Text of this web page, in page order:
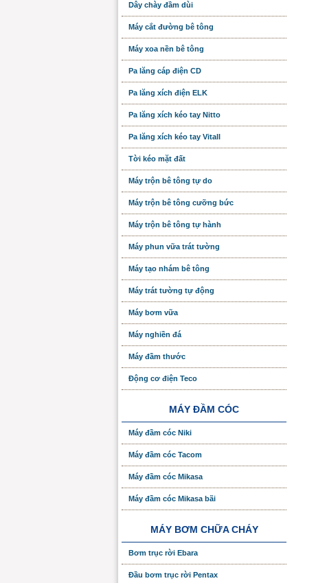
Dây chày đầm dùi
Máy cắt đường bê tông
Máy xoa nền bê tông
Pa lăng cáp điện CD
Pa lăng xích điện ELK
Pa lăng xích kéo tay Nitto
Pa lăng xích kéo tay Vitall
Tời kéo mặt đất
Máy trộn bê tông tự do
Máy trộn bê tông cưỡng bức
Máy trộn bê tông tự hành
Máy phun vữa trát tường
Máy tạo nhám bê tông
Máy trát tường tự động
Máy bơm vữa
Máy nghiền đá
Máy đầm thước
Động cơ điện Teco
MÁY ĐẦM CÓC
Máy đầm cóc Niki
Máy đầm cóc Tacom
Máy đầm cóc Mikasa
Máy đầm cóc Mikasa bãi
MÁY BƠM CHỮA CHÁY
Bơm trục rời Ebara
Đầu bơm trục rời Pentax